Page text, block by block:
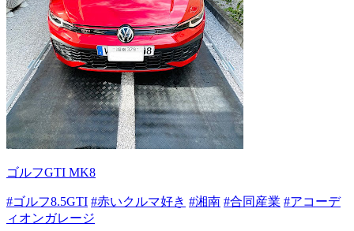
ゴルフGTI MK8
#ゴルフ8.5GTI #赤いクルマ好き #湘南 #合同産業 #アコーデ
ィオンガレージ